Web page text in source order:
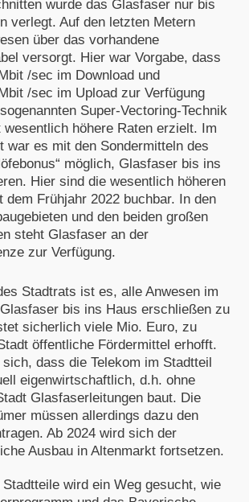
wurde das Glasfaser nur bis
verlegt. Auf den letzten Metern
über das vorhandene
versorgt. Hier war Vorgabe, dass
/sec im Download und
/sec im Upload zur Verfügung
Super-Vectoring-Technik
höhere Raten erzielt. Im
war es mit den Sondermitteln des
möglich, Glasfaser bis ins
Hier sind die wesentlich höheren
dem Frühjahr 2022 buchbar. In den
und den beiden großen
steht Glasfaser an der
zur Verfügung.
Stadtrats ist es, alle Anwesen im
bis ins Haus erschließen zu
sicherlich viele Mio. Euro, zu
öffentliche Fördermittel erhofft.
dass die Telekom im Stadtteil
eigenwirtschaftlich, d.h. ohne
Glasfaserleitungen baut. Die
müssen allerdings dazu den
Ab 2024 wird sich der
Ausbau in Altenmarkt fortsetzen.
wird ein Weg gesucht, wie